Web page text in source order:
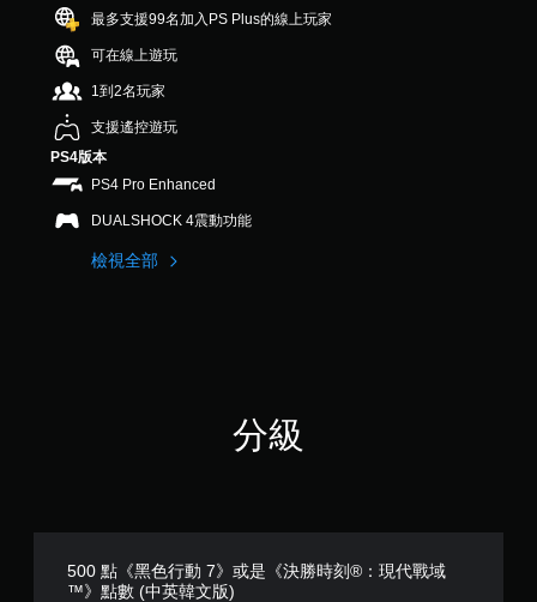
最多支援99名加入PS Plus的線上玩家
可在線上遊玩
1到2名玩家
支援遙控遊玩
PS4版本
PS4 Pro Enhanced
DUALSHOCK 4震動功能
檢視全部
分級
500 點《黑色行動 7》或是《決勝時刻®：現代戰域
™》點數 (中英韓文版)